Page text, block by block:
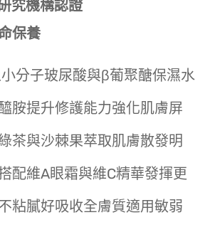
究機構認證
保養
分子玻尿酸與β葡聚醣保濕水
胺提升修護能力強化肌膚屏
茶與沙棘果萃取肌膚散發明
配維A眼霜與維C精華發揮更
粘膩好吸收全膚質適用敏弱